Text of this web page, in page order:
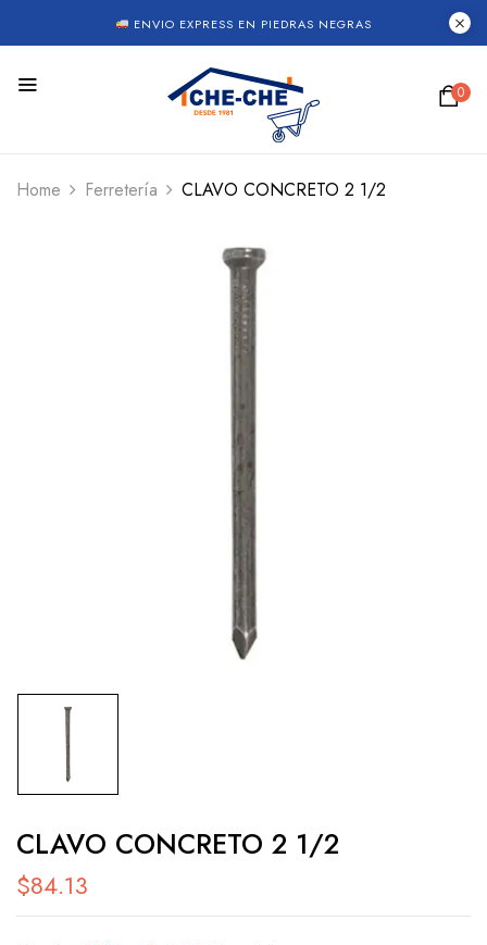
ENVIO EXPRESS EN PIEDRAS NEGRAS
0
Home Ferretería CLAVO CONCRETO 2 1/2
CLAVO CONCRETO 2 1/2
$84.13